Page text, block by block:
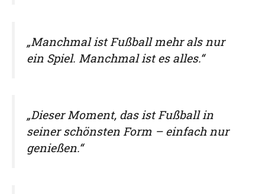
„Manchmal ist Fußball mehr als nur
ein Spiel. Manchmal ist es alles.“
„Dieser Moment, das ist Fußball in
seiner schönsten Form – einfach nur
genießen.“